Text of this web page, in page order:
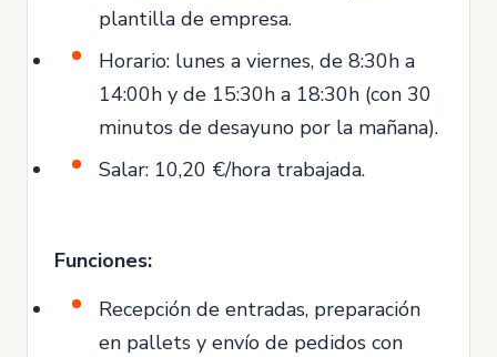
plantilla de empresa.
Horario: lunes a viernes, de 8:30h a
14:00h y de 15:30h a 18:30h (con 30
minutos de desayuno por la mañana).
Salar: 10,20 €/hora trabajada.
Funciones:
Recepción de entradas, preparación
en pallets y envío de pedidos con